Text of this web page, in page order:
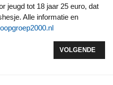
jeugd tot 18 jaar 25 euro, dat
Alle informatie en
VAKANTIE SPORT SPEKTAKEL:
VOLGENDE
VOLGENDE